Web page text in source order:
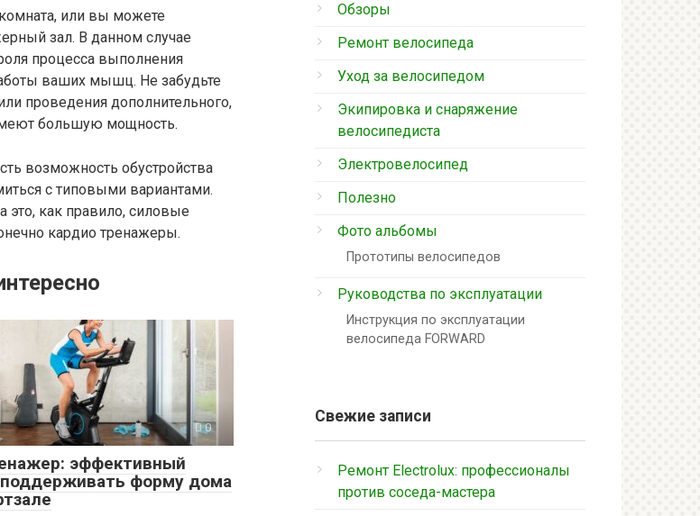
или вы можете
зал. В данном случае
процесса выполнения
ваших мышц. Не забудьте
проведения дополнительного,
большую мощность.
возможность обустройства
с типовыми вариантами.
как правило, силовые
кардио тренажеры.
0
эффективный
форму дома
Обзоры
Ремонт велосипеда
Уход за велосипедом
Экипировка и снаряжение
велосипедиста
Электровелосипед
Полезно
Фото альбомы
Прототипы велосипедов
Руководства по эксплуатации
Инструкция по эксплуатации
велосипеда FORWARD
Свежие записи
Ремонт Electrolux: профессионалы
против соседа-мастера